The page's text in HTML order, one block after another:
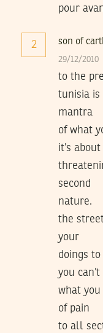
pour
2 son of
29/12/2010
to the
tunisia is
mantra
of what
it’s
second
nature.
the
your
doings
you
what you
of pain
to all